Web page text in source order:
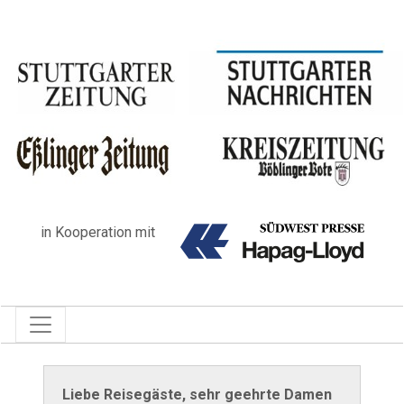
in Kooperation mit
Liebe Reisegäste, sehr geehrte Damen